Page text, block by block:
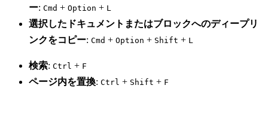
ー: Cmd + Option + L
選択したドキュメントまたはブロックへのディープリ
ンクをコピー: Cmd + Option + Shift + L
検索: Ctrl + F
ページ内を置換: Ctrl + Shift + F